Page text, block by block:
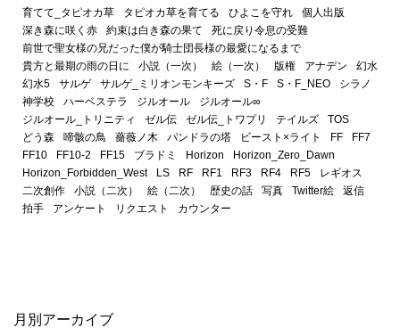
育てて_タピオカ草
タピオカ草を育てる ひよこを守れ
個人出版
深き森に咲く赤
約束は白き森の果て
死に戻り令息の受難
前世で聖女様の兄だった僕が騎士団長様の最愛になるまで
貴方と最期の雨の日に
小説（一次） 絵（一次） 版権 アナデン
幻水
幻水5
サルゲ サルゲ_ミリオンモンキーズ S・F S・F_NEO
シラノ
神学校
ハーベステラ ジルオール
ジルオール∞
ジルオール_トリニティ
ゼル伝 ゼル伝_トワプリ テイルズ
TOS
どう森
啼骸の鳥 薔薇ノ木 パンドラの塔 ビースト×ライト FF
FF7
FF10
FF10-2 FF15 ブラドミ Horizon
Horizon_Zero_Dawn
Horizon_Forbidden_West
LS RF RF1 RF3 RF4 RF5
レギオス
二次創作
小説（二次） 絵（二次） 歴史の話 写真 Twitter絵
返信
拍手
アンケート リクエスト カウンター
月別アーカイブ